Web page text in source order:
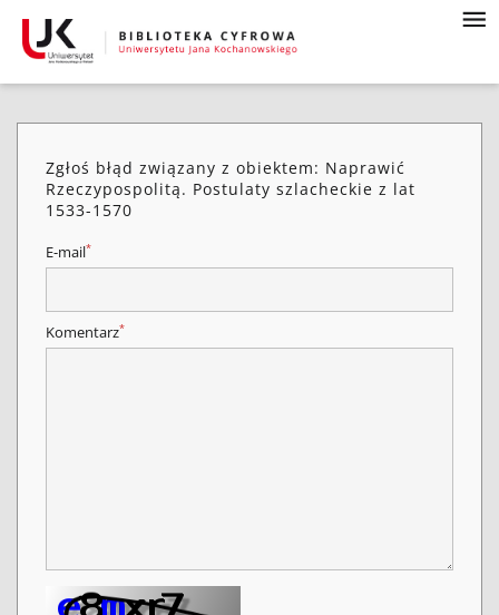
Zgłoś błąd związany z obiektem: Naprawić
Rzeczypospolitą. Postulaty szlacheckie z lat
1533-1570
E-mail*
Komentarz*